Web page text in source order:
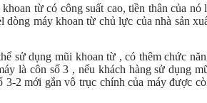
từ có công suất cao, tiền thân của nó
máy khoan từ chủ lực của nhà sản
sử dụng mũi khoan từ , có thêm chức
là côn số 3 , nếu khách hàng sử dụng
3-2 mới gắn vô trục chính của máy được